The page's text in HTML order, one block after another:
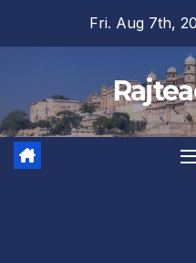
Fri. Aug 7th,